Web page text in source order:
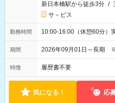
新日本橋駅から徒歩3分 /
サ－ビス
勤務時間 10:00-16:00（休憩60分）
期間 2026年09月01日～長期
特徴 履歴書不要
気になる！ 応